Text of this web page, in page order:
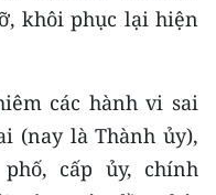
khôi phục lại hiện
các hành vi sai
(nay là Thành ủy),
cấp ủy, chính